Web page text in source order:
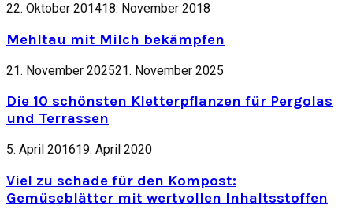
22. Oktober 201418. November 2018
Mehltau mit Milch bekämpfen
21. November 202521. November 2025
Die 10 schönsten Kletterpflanzen für Pergolas
und Terrassen
5. April 201619. April 2020
Viel zu schade für den Kompost:
Gemüseblätter mit wertvollen Inhaltsstoffen